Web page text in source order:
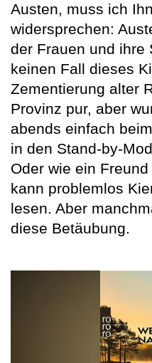
Austen, muss ich
widersprechen:
der Frauen und ihre
keinen Fall dieses
Zementierung alter
Provinz pur, aber
abends einfach
in den Stand-by-
Oder wie ein
kann problemlos
lesen. Aber
diese Betäubung.